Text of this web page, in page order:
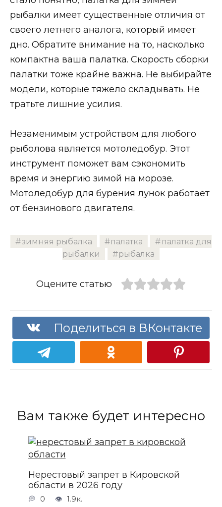
рыбалки имеет существенные отличия от
своего летнего аналога, который имеет
дно. Обратите внимание на то, насколько
компактна ваша палатка. Скорость сборки
палатки тоже крайне важна. Не выбирайте
модели, которые тяжело складывать. Не
тратьте лишние усилия.
Незаменимым устройством для любого
рыболова является мотоледобур. Этот
инструмент поможет вам сэкономить
время и энергию зимой на морозе.
Мотоледобур для бурения лунок работает
от бензинового двигателя.
зимняя рыбалка палатка
палатка для
рыбалки
рыбалка
Оцените статью
Поделиться в ВКонтакте
Вам также будет интересно
Нерестовый запрет в Кировской
области в 2026 году
0 1.9к.